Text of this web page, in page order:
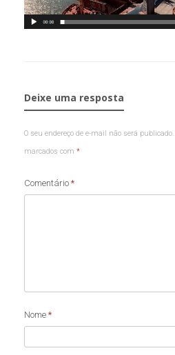
Deixe uma resposta
O seu endereço de e-mail não será publicado.
marcados com *
Comentário *
Nome *